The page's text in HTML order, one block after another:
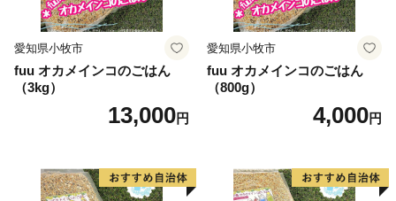
愛知県小牧市
fuu オカメインコのごはん
（3kg）
13,000円
愛知県小牧市
fuu オカメインコのごはん
（800g）
4,000円